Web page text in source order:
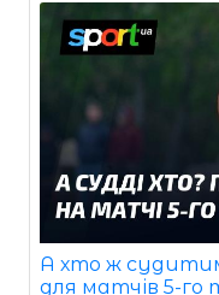
А хто ж
для матчів 5-